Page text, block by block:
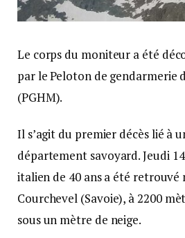
Le corps du moniteur a été
par le Peloton de gendarmerie
(PGHM).
Il s’agit du premier décès lié à
département savoyard. Jeudi
italien de 40 ans a été retrouvé
Courchevel (Savoie), à 2200
sous un mètre de neige.